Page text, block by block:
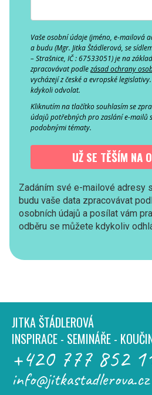
Vaše osobní údaje (jméno, e-mailová
a budu(Mgr. Jitka Štádlerová, se
– Strašnice, IČ : 67533051)je na
zpracovávat podlezásadochrany
vycházejí z české a evropské legislativy.
kdykoli odvolat.
Kliknutím na tlačítkosouhlasím se
údajů potřebných pro zaslání e-mailů
podobnými tématy.
UŽ SE TĚŠÍM NA
Zadáním své e-mailové adresy
budu vaše data zpracovávat
osobních údajů a posílat vám
odběru se můžete kdykoliv
JITKA ŠTÁDLEROVÁ
INSPIRACE - SEMINÁŘE -
+420 777 852
info@jitkastadlerova.cz